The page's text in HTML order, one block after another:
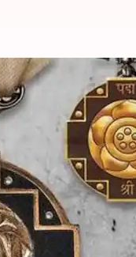
నాటి 'పద్మ'
ప్రతిష్టాత్మక
భూషణ్‌, 113